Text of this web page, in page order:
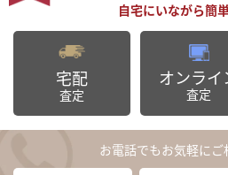
宅配
査定
オンライ
査定
お電話でもお気軽にご